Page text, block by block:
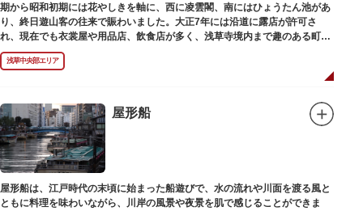
期から昭和初期には花やしきを軸に、西に凌雲閣、南にはひょうたん池があ
り、終日遊山客の往来で賑わいました。大正7年には沿道に露店が許可さ
れ、現在でも衣裳屋や用品店、飲食店が多く、浅草寺境内まで趣のある町並
みが続いています。
浅草中央部エリア
屋形船
屋形船は、江戸時代の末頃に始まった船遊びで、水の流れや川面を渡る風と
ともに料理を味わいながら、川岸の風景や夜景を肌で感じることができま